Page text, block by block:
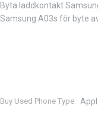
Byta laddkontakt
Samsung A03s för byte
Mer
Buy Used Phone Type